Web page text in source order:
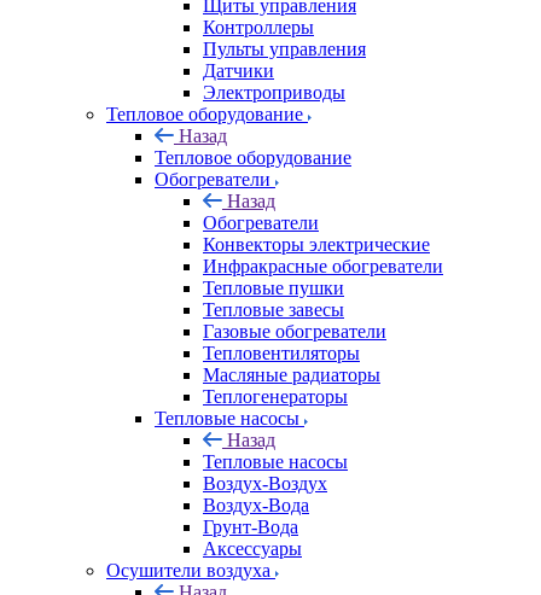
Щиты управления
Контроллеры
Пульты управления
Датчики
Электроприводы
Тепловое оборудование
Назад
Тепловое оборудование
Обогреватели
Назад
Обогреватели
Конвекторы электрические
Инфракрасные обогреватели
Тепловые пушки
Тепловые завесы
Газовые обогреватели
Тепловентиляторы
Масляные радиаторы
Теплогенераторы
Тепловые насосы
Назад
Тепловые насосы
Воздух-Воздух
Воздух-Вода
Грунт-Вода
Аксессуары
Осушители воздуха